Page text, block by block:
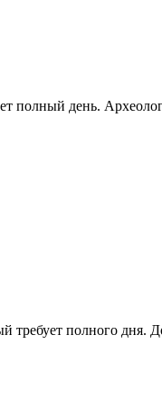
полный день.
полного дня.